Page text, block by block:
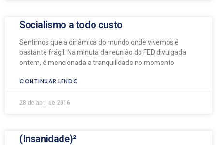
Socialismo a todo custo
Sentimos que a dinâmica do mundo onde vivemos é
bastante frágil. Na minuta da reunião do FED divulgada
ontem, é mencionada a tranquilidade no momento
CONTINUAR LENDO
28 de abril de 2016
(Insanidade)²